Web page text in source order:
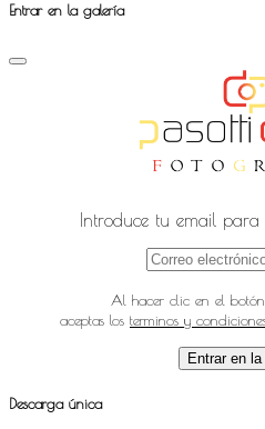
Entrar en la galería
Introduce tu email
Al hacer clic en el botón
aceptas los terminos y
Entrar en
Descarga única